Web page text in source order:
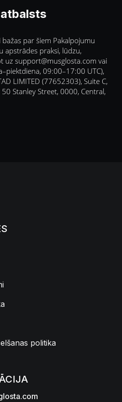
bažas par šiem Pakalpojumu
apstrādes praksi, lūdzu,
uz support@musglosta.com vai
09:00–17:00 UTC),
LIMITED (77652303), Suite C,
Stanley Street, 0000, Central,
politika